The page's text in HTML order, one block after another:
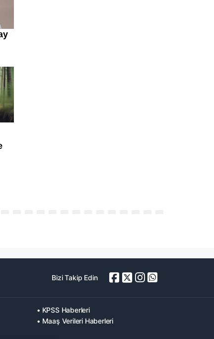
Bizi Takip Edin
• KPSS Haberleri
• Maaş Verileri Haberleri